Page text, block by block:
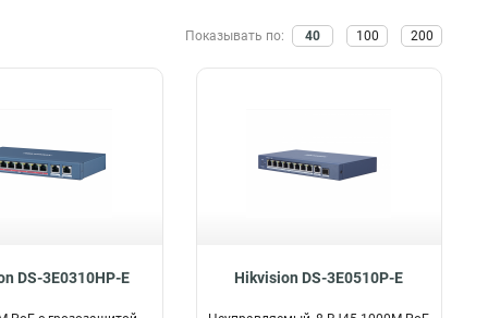
Показывать по: 40 100 200
DS-3E0310HP-E Hikvision DS-3E0510P-E